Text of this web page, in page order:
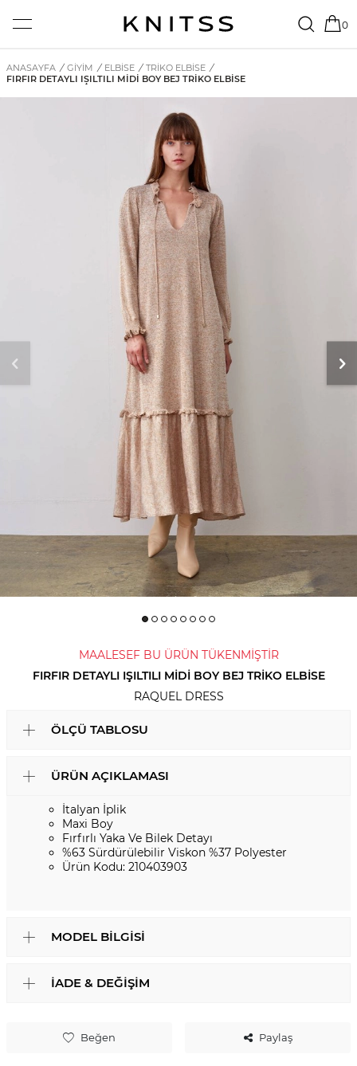
0
ANASAYFA / GİYİM / ELBISE / TRIKO ELBISE /
FIRFIR DETAYLI IŞILTILI MIDI BOY BEJ TRIKO ELBISE
MAALESEF BU ÜRÜN TÜKENMİŞTİR
FIRFIR DETAYLI IŞILTILI MIDI BOY BEJ TRIKO ELBISE
RAQUEL DRESS
Beğen Paylaş
ÖLÇÜ TABLOSU
ÜRÜN AÇIKLAMASI
İtalyan İplik
Maxi Boy
Fırfırlı Yaka Ve Bilek Detayı
%63 Sürdürülebilir Viskon %37 Polyester
Ürün Kodu: 210403903
MODEL BILGISI
İADE & DEĞIŞIM